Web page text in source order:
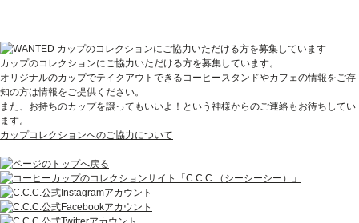
カップのコレクションにご協力いただける方を募集しています。
オリジナルのカップでテイクアウトできるコーヒースタンドやカフェの情報をご存
知の方は情報をご提供ください。
また、お持ちのカップを譲ってもいいよ！という神様からのご連絡もお待ちしてい
ます。
カップコレクションへのご協力について